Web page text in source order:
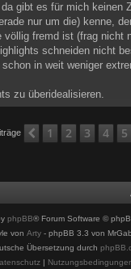
gibt es für mich keinen
nur um die) kenne,
völlig fremd ist (frag nicht
schneiden nicht
schon in weit weniger
zu überidealisieren.
Vorherige
1 2 3 4 5
phpBB® Forum Software ©
von Arty - phpBB 3.3 von
Übersetzung durch
|